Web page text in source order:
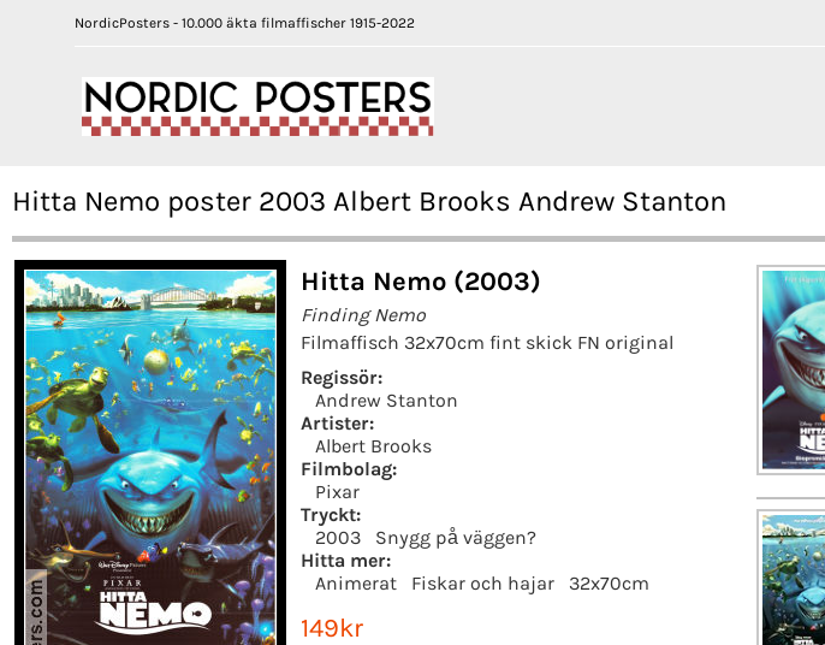
NordicPosters - 10.000 äkta filmaffischer 1915-2022
Hitta Nemo poster 2003 Albert Brooks Andrew Stanton
Hitta Nemo (2003)
Finding Nemo
Filmaffisch 32x70cm fint skick FN original
Regissör:
Andrew Stanton
Artister:
Albert Brooks
Filmbolag:
Pixar
Tryckt:
2003
Snygg på väggen?
Hitta mer:
Animerat
Fiskar och hajar 32x70cm
149kr